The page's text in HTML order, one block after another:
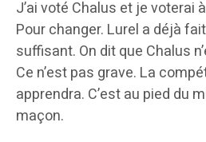
J’ai voté Chalus et je voterai
Pour changer. Lurel a déjà
suffisant. On dit que Chalus
Ce n’est pas grave. La
apprendra. C’est au pied du
maçon.